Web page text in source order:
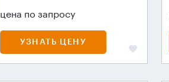
цена по запросу
УЗНАТЬ ЦЕНУ